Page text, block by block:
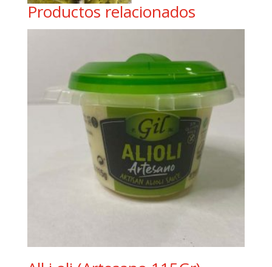
Productos relacionados